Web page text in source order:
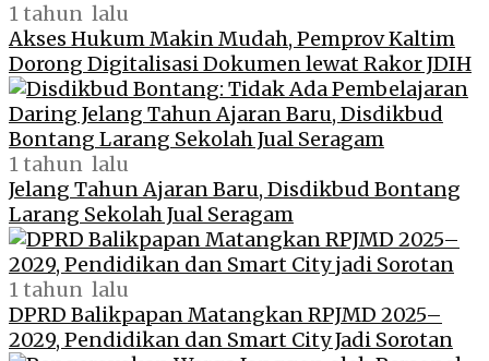
1 tahun lalu
Akses Hukum Makin Mudah, Pemprov Kaltim
Dorong Digitalisasi Dokumen lewat Rakor JDIH
1 tahun lalu
Jelang Tahun Ajaran Baru, Disdikbud Bontang
Larang Sekolah Jual Seragam
1 tahun lalu
DPRD Balikpapan Matangkan RPJMD 2025–
2029, Pendidikan dan Smart City Jadi Sorotan